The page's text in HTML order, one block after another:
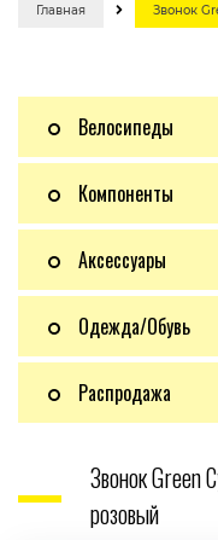
Главная Звонок
Велосипеды
Компоненты
Аксессуары
Одежда/Обувь
Распродажа
Звонок Green
розовый